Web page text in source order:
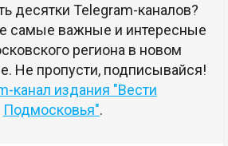
десятки Telegram-каналов?
самые важные и интересные
региона в новом
Не пропусти, подписывайся!
канал издания "Вести
Подмосковья".